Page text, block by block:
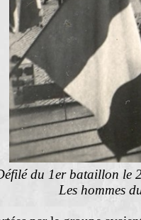
du 1er bataillon le
Les hommes